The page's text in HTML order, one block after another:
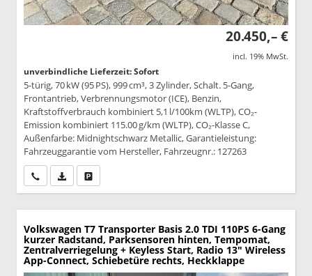
20.450,– €
incl. 19% MwSt.
unverbindliche Lieferzeit: Sofort
5-türig, 70 kW (95 PS), 999 cm³, 3 Zylinder, Schalt. 5-Gang,
Frontantrieb, Verbrennungsmotor (ICE), Benzin,
Kraftstoffverbrauch kombiniert 5,1 l/100km (WLTP), CO₂-
Emission kombiniert 115.00 g/km (WLTP), CO₂-Klasse C,
Außenfarbe: Midnightschwarz Metallic, Garantieleistung:
Fahrzeuggarantie vom Hersteller, Fahrzeugnr.: 127263
Wir rufen Sie anPDF-Datei, Fahrzeugexposé drucken
Volkswagen T7 Transporter Basis 2.0 TDI 110PS 6-Gang
kurzer Radstand, Parksensoren hinten, Tempomat,
Zentralverriegelung + Keyless Start, Radio 13" Wireless
App-Connect, Schiebetüre rechts, Heckklappe